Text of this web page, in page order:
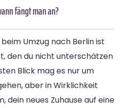
fängt man an?
Umzug nach Berlin ist
den du nicht unterschätzen
Blick mag es nur um
aber in Wirklichkeit
dein neues Zuhause auf eine